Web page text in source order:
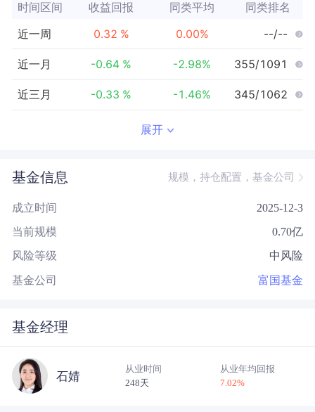
时间区间 收益回报 同类平均 同类排名
近一周 0.32 % 0.00% --/--
近一月 -0.64 % -2.98% 355/1091
近三月 -0.33 % -1.46% 345/1062
近三年 0.00 % --/--
近五年 --/--
成立以来 --/--
展开
基金信息 规模，持仓配置，基金公司
成立时间 2025-12-3
当前规模 0.70亿
风险等级 中风险
基金公司 富国基金
基金经理
石婧
从业时间
248天
从业年均回报
7.02%